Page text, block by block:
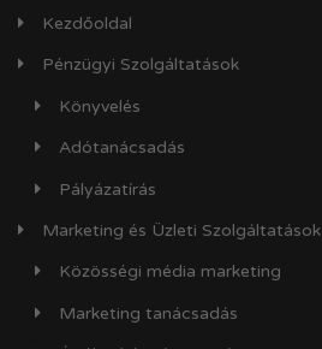
Kezdőoldal
Pénzügyi Szolgáltatások
Könyvelés
Adótanácsadás
Pályázatírás
Marketing és Üzleti Szolgáltatások
Közösségi média marketing
Marketing tanácsadás